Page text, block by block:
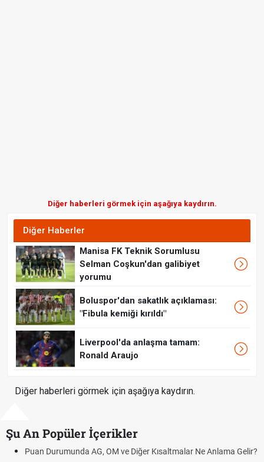
Diğer haberleri görmek için aşağıya kaydırın.
Diğer Haberler
Manisa FK Teknik Sorumlusu
Selman Coşkun'dan galibiyet
yorumu
Boluspor'dan sakatlık açıklaması:
"Fibula kemiği kırıldı"
Liverpool'da anlaşma tamam:
Ronald Araujo
Diğer haberleri görmek için aşağıya kaydırın.
Şu An Popüler İçerikler
Puan Durumunda AG, OM ve Diğer Kısaltmalar Ne Anlama Gelir?